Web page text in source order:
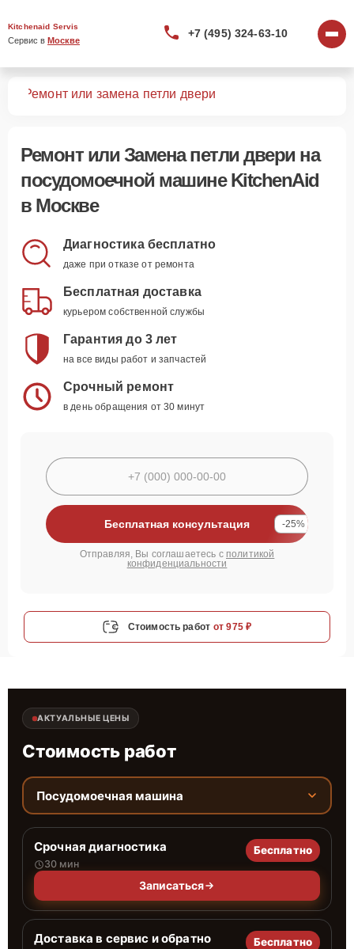
Kitchenaid Servis
Сервис в Москве
+7 (495) 324-63-10
Ремонт или замена петли двери
Ремонт или Замена петли двери на
посудомоечной машине KitchenAid
в Москве
Диагностика бесплатно
даже при отказе от ремонта
Бесплатная доставка
курьером собственной службы
Гарантия до 3 лет
на все виды работ и запчастей
Срочный ремонт
в день обращения от 30 минут
Бесплатная консультация -25%
Отправляя, Вы соглашаетесь с политикой
конфиденциальности
Стоимость работ от 975 ₽
АКТУАЛЬНЫЕ ЦЕНЫ
Стоимость работ
Посудомоечная машина
Срочная диагностика
30 мин
Бесплатно
Записаться
Доставка в сервис и обратно Бесплатно